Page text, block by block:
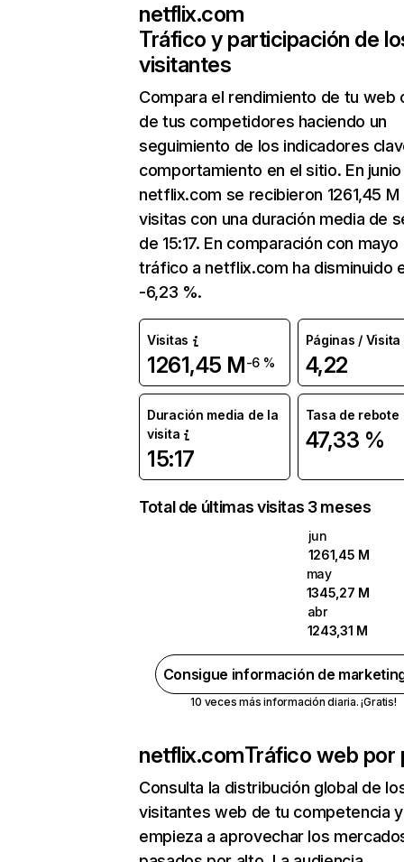
netflix.com
Tráfico y participación de
visitantes
Compara el rendimiento de tu web
de tus competidores haciendo un
seguimiento de los indicadores
comportamiento en el sitio. En junio
netflix.com se recibieron 1261,45 M
visitas con una duración media de
de 15:17. En comparación con mayo
tráfico a netflix.com ha disminuido
-6,23 %.
Visitas
1261,45 M-6 %
Páginas / Visita
4,22
Duración media de la
visita
15:17
Tasa de rebote
47,33 %
Total de últimas visitas 3 meses
jun
1261,45 M
may
1345,27 M
abr
1243,31 M
Consigue información de
10 veces más información diaria. ¡Gratis!
netflix.comTráfico web por
Consulta la distribución global de
visitantes web de tu competencia y
empieza a aprovechar los